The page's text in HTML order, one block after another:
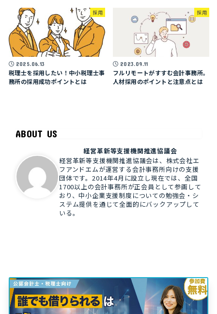
採用
2025.06.13
税理士を採用したい！中小税理士事
務所の採用成功ポイントとは
採用
2023.09.11
フルリモートがすすむ会計事務所。
人材採用のポイントと注意点とは
ABOUT US
経営革新等支援機関推進協議会
経営革新等支援機関推進協議会は、株式会社エ
フアンドエムが運営する会計事務所向けの支援
団体です。2014年4月に設立し現在では、全国
1700以上の会計事務所が正会員として参画して
おり、中小企業支援制度についての勉強会・シ
ステム提供を通じて全面的にバックアップして
いる。